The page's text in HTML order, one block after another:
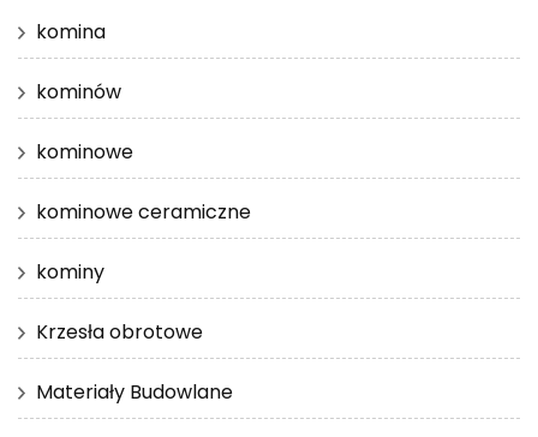
komina
kominów
kominowe
kominowe ceramiczne
kominy
Krzesła obrotowe
Materiały Budowlane